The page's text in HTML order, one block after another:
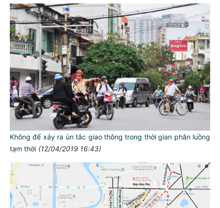
Không để xảy ra ùn tắc giao thông trong thời gian phân luồng
tạm thời (12/04/2019 16:43)